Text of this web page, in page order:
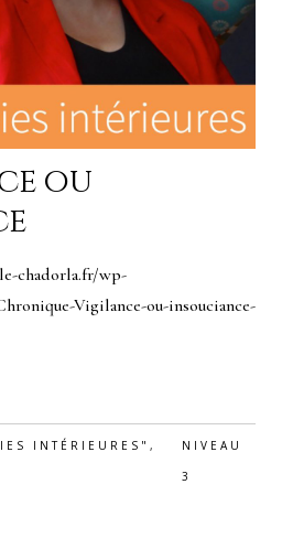
ou
chadorla.fr/wp-
Vigilance-ou-insouciance-
INTÉRIEURES" ,
NIVEAU
3